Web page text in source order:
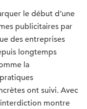
le début d’une
publicitaires par
des entreprises
longtemps
la
ont suivi. Avec
interdiction montre